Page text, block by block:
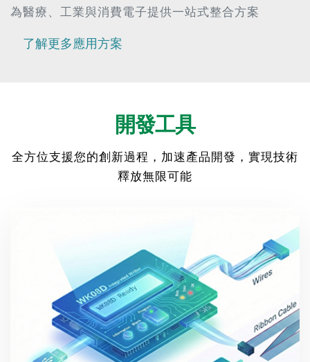
為醫療、工業與消費電子提供一站式整合方案
了解更多應用方案
開發工具
全方位支援您的創新過程，加速產品開發，實現技術
釋放無限可能